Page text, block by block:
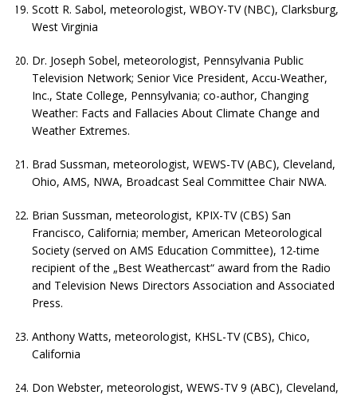
Scott R. Sabol, meteorologist, WBOY-TV (NBC), Clarksburg,
West Virginia
Dr. Joseph Sobel, meteorologist, Pennsylvania Public
Television Network; Senior Vice President, Accu-Weather,
Inc., State College, Pennsylvania; co-author, Changing
Weather: Facts and Fallacies About Climate Change and
Weather Extremes.
Brad Sussman, meteorologist, WEWS-TV (ABC), Cleveland,
Ohio, AMS, NWA, Broadcast Seal Committee Chair NWA.
Brian Sussman, meteorologist, KPIX-TV (CBS) San
Francisco, California; member, American Meteorological
Society (served on AMS Education Committee), 12-time
recipient of the „Best Weathercast“ award from the Radio
and Television News Directors Association and Associated
Press.
Anthony Watts, meteorologist, KHSL-TV (CBS), Chico,
California
Don Webster, meteorologist, WEWS-TV 9 (ABC), Cleveland,